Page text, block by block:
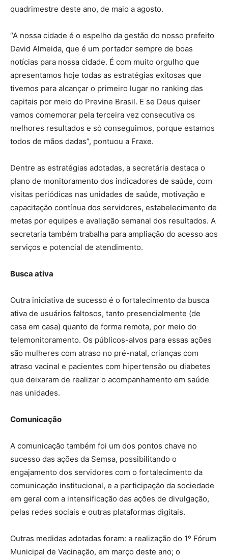
quadrimestre deste ano, de maio a agosto.
“A nossa cidade é o espelho da gestão do nosso prefeito
David Almeida, que é um portador sempre de boas
notícias para nossa cidade. É com muito orgulho que
apresentamos hoje todas as estratégias exitosas que
tivemos para alcançar o primeiro lugar no ranking das
capitais por meio do Previne Brasil. E se Deus quiser
vamos comemorar pela terceira vez consecutiva os
melhores resultados e só conseguimos, porque estamos
todos de mãos dadas”, pontuou a Fraxe.
Dentre as estratégias adotadas, a secretária destaca o
plano de monitoramento dos indicadores de saúde, com
visitas periódicas nas unidades de saúde, motivação e
capacitação contínua dos servidores, estabelecimento de
metas por equipes e avaliação semanal dos resultados. A
secretaria também trabalha para ampliação do acesso aos
serviços e potencial de atendimento.
Busca ativa
Outra iniciativa de sucesso é o fortalecimento da busca
ativa de usuários faltosos, tanto presencialmente (de
casa em casa) quanto de forma remota, por meio do
telemonitoramento. Os públicos-alvos para essas ações
são mulheres com atraso no pré-natal, crianças com
atraso vacinal e pacientes com hipertensão ou diabetes
que deixaram de realizar o acompanhamento em saúde
nas unidades.
Comunicação
A comunicação também foi um dos pontos chave no
sucesso das ações da Semsa, possibilitando o
engajamento dos servidores com o fortalecimento da
comunicação institucional, e a participação da sociedade
em geral com a intensificação das ações de divulgação,
pelas redes sociais e outras plataformas digitais.
Outras medidas adotadas foram: a realização do 1º Fórum
Municipal de Vacinação, em março deste ano; o